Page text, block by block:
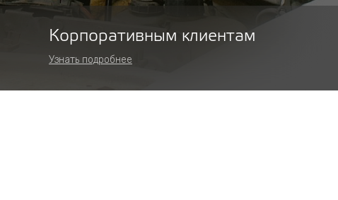
Корпоративным клиентам
Узнать подробнее